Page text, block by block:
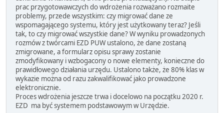
prac przygotowawczych do wdrożenia rozważano rozmaite
problemy, przede wszystkim: czy migrować dane ze
wspomagającego systemu, który jest użytkowany teraz? Jeśli
tak, to czy migrować wszystkie dane? W wyniku prowadzonych
rozmów z twórcami EZD PUW ustalono, że dane zostaną
zmigrowane, a formularz opisu sprawy zostanie
zmodyfikowany i wzbogacony o nowe elementy, konieczne do
prawidłowego działania urzędu. Ustalono także, że 80% klas w
wykazie można od razu zakwalifikować jako prowadzone
elektronicznie.
Proces wdrożenia jeszcze trwa i docelowo na początku 2020 r.
EZD ma być systemem podstawowym w Urzędzie.